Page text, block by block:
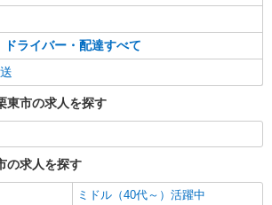
ドライバー・配達すべて
東市の求人を探す
の求人を探す
ミドル（40代～）活躍中